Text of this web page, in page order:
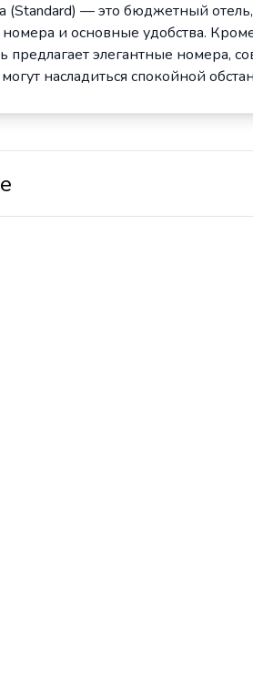
(Standard) — это бюджетный
и основные удобства.
предлагает элегантные номера,
насладиться спокойной